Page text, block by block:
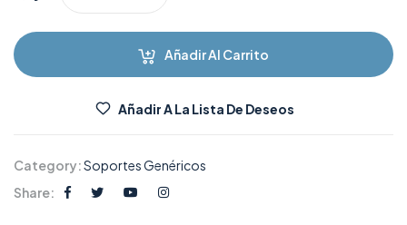
Añadir Al Carrito
Añadir A La Lista De Deseos
Category:Soportes Genéricos
Share: